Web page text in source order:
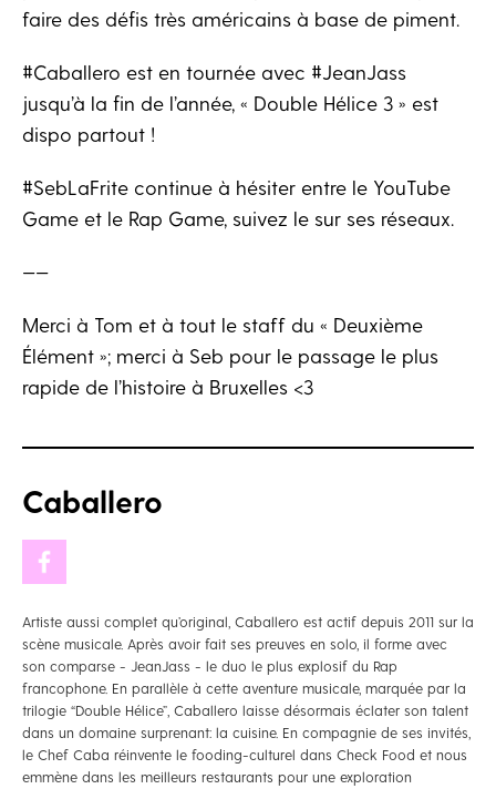
faire des défis très américains à base de piment.
#Caballero est en tournée avec #JeanJass
jusqu’à la fin de l’année, « Double Hélice 3 » est
dispo partout !
#SebLaFrite continue à hésiter entre le YouTube
Game et le Rap Game, suivez le sur ses réseaux.
——
Merci à Tom et à tout le staff du « Deuxième
Élément »; merci à Seb pour le passage le plus
rapide de l’histoire à Bruxelles <3
Caballero
Artiste aussi complet qu’original, Caballero est actif depuis 2011 sur la
scène musicale. Après avoir fait ses preuves en solo, il forme avec
son comparse - JeanJass - le duo le plus explosif du Rap
francophone. En parallèle à cette aventure musicale, marquée par la
trilogie “Double Hélice”, Caballero laisse désormais éclater son talent
dans un domaine surprenant: la cuisine. En compagnie de ses invités,
le Chef Caba réinvente le fooding-culturel dans Check Food et nous
emmène dans les meilleurs restaurants pour une exploration